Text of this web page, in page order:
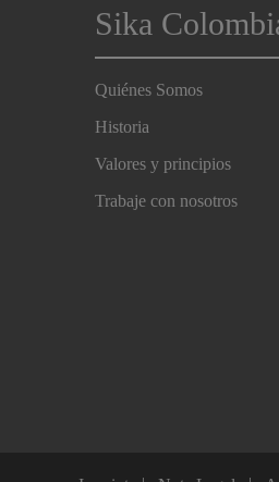
Sika
Quiénes Somos
Historia
Valores y principios
Trabaje con nosotros